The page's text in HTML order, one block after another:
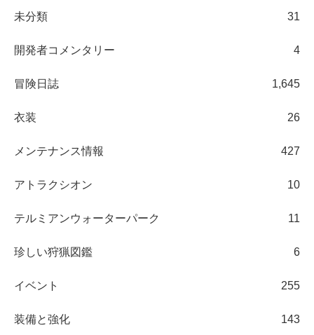
未分類 31
開発者コメンタリー 4
冒険日誌 1,645
衣装 26
メンテナンス情報 427
アトラクシオン 10
テルミアンウォーターパーク 11
珍しい狩猟図鑑 6
イベント 255
装備と強化 143